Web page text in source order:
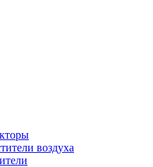
воздуха